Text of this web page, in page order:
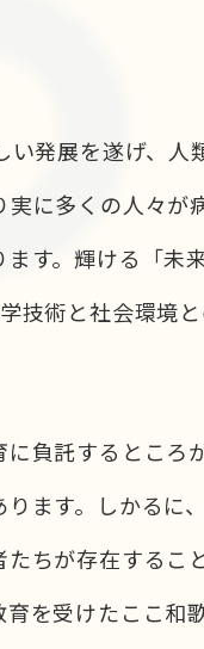
発展を遂げ、
に多くの人々
す。輝ける「未
技術と社会環境
負託するとこ
ます。しかるに
ちが存在するこ
を受けたここ